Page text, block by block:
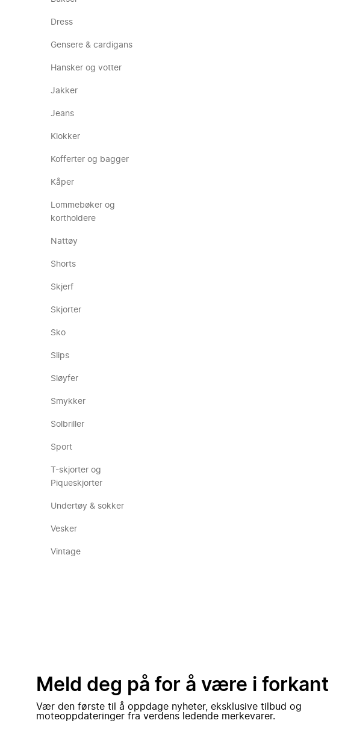
Dress
Gensere & cardigans
Hansker og votter
Jakker
Jeans
Klokker
Kofferter og bagger
Kåper
Lommebøker og
kortholdere
Nattøy
Shorts
Skjerf
Skjorter
Sko
Slips
Sløyfer
Smykker
Solbriller
Sport
T-skjorter og
Piqueskjorter
Undertøy & sokker
Vesker
Vintage
Meld deg på for å være i forkant
Vær den første til å oppdage nyheter, eksklusive tilbud og
moteoppdateringer fra verdens ledende merkevarer.